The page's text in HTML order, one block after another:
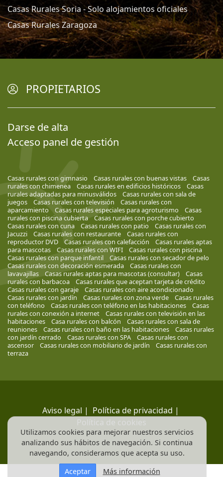
Casas Rurales Soria - Solo alojamientos oficiales
Casas Rurales Zaragoza
PROPIETARIOS
Darse de alta
Acceso panel de gestión
Casas rurales con gimnasio Casas rurales con buenas vistas
Casas
rurales con chimenea
Casas rurales en edificios históricos
Casas
rurales adaptadas para minusválidos
Casas rurales con sala de
juegos
Casas rurales con televisión
Casas rurales con
aparcamiento
Casas rurales especiales para agroturismo
Casas
rurales con piscina cubierta
Casas rurales con porche cubierto
Casas rurales con cuna
Casas rurales con patio
Casas rurales con
Jacuzzi
Casas rurales con restaurante
Casas rurales con
reproductor DVD
Casas rurales con calefacción
Casas rurales aptas
para mascotas
Casas rurales con WIFI
Casas rurales con piscina
Casas rurales con parque infantil
Casas rurales con secador de pelo
Casas rurales con decoración esmerada
Casas rurales con
lavavajillas
Casas rurales aptas para mascotas (consultar)
Casas
rurales con barbacoa
Casas rurales que aceptan tarjeta de crédito
Casas rurales con garaje
Casas rurales con aire acondicionado
Casas rurales con jardín
Casas rurales con zona verde
Casas rurales
con teléfono
Casas rurales con teléfono en las habitaciones
Casas
rurales con conexión a internet
Casas rurales con televisión en las
habitaciones
Casa rurales con balcón
Casas rurales con sala de
reuniones
Casas rurales con baño en las habitaciones
Casas rurales
con jardín cerrado
Casas rurales con SPA
Casas rurales con
ascensor
Casas rurales con mobiliario de jardín
Casas rurales con
terraza
Aviso legal | Política de privacidad |
Política de cookies
Utilizamos cookies para mejorar nuestros servicios
analizando sus hábitos de navegación. Si continua
navegando, consideramos que acepta su uso.
Aceptar
Más información